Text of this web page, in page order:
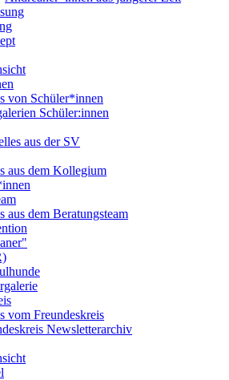
von Schüler*innen
Schüler:innen
aus der SV
aus dem Kollegium
aus dem Beratungsteam
vom Freundeskreis
Newsletterarchiv